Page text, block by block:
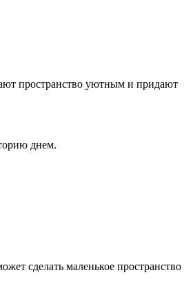
пространство уютным и придают
днем.
сделать маленькое пространство